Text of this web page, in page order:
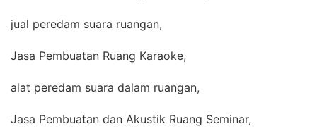
jual peredam suara ruangan,
Jasa Pembuatan Ruang Karaoke,
alat peredam suara dalam ruangan,
Jasa Pembuatan dan Akustik Ruang Seminar,